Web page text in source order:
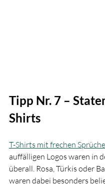
Tipp Nr. 7 –
Shirts
T-Shirts mit frechen
auffälligen Logos waren in
überall. Rosa, Türkis oder
waren dabei besonders